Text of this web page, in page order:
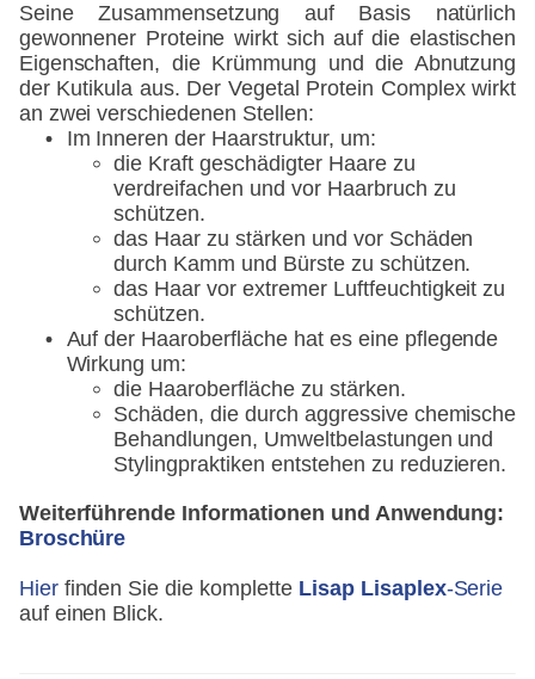
Seine Zusammensetzung auf Basis natürlich
gewonnener Proteine wirkt sich auf die elastischen
Eigenschaften, die Krümmung und die Abnutzung
der Kutikula aus. Der Vegetal Protein Complex wirkt
an zwei verschiedenen Stellen:
Im Inneren der Haarstruktur, um:
die Kraft geschädigter Haare zu
verdreifachen und vor Haarbruch zu
schützen.
das Haar zu stärken und vor Schäden
durch Kamm und Bürste zu schützen.
das Haar vor extremer Luftfeuchtigkeit zu
schützen.
Auf der Haaroberfläche hat es eine pflegende
Wirkung um:
die Haaroberfläche zu stärken.
Schäden, die durch aggressive chemische
Behandlungen, Umweltbelastungen und
Stylingpraktiken entstehen zu reduzieren.
Weiterführende Informationen und Anwendung:
Broschüre
Hierfinden Sie die komplette Lisap Lisaplex-Serie
auf einen Blick.